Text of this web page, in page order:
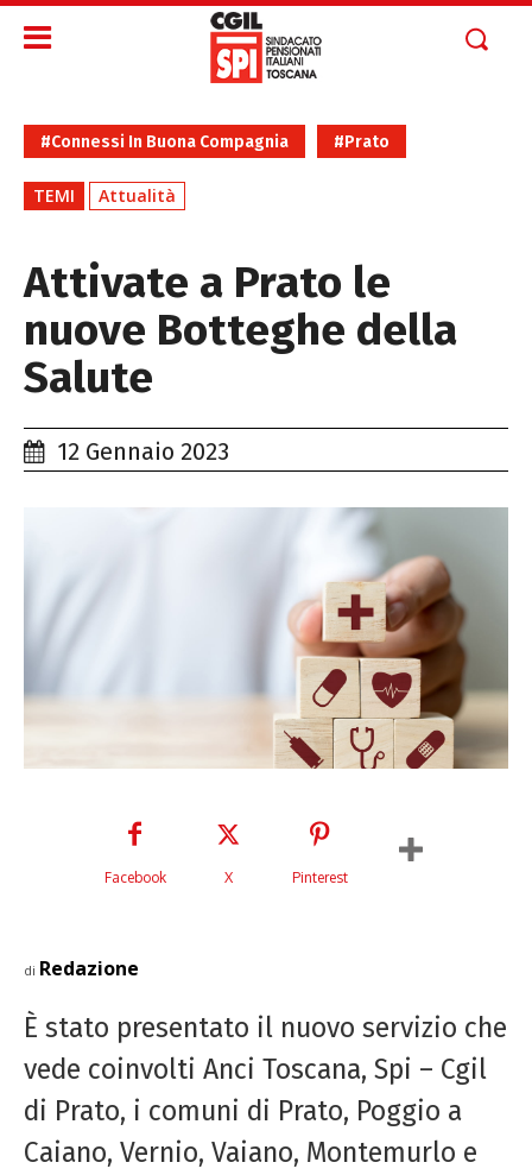
#Connessi In Buona Compagnia #Prato
TEMI Attualità
Attivate a Prato le
nuove Botteghe della
Salute
12 Gennaio 2023
Facebook X Pinterest
di Redazione
È stato presentato il nuovo servizio che
vede coinvolti Anci Toscana, Spi – Cgil
di Prato, i comuni di Prato, Poggio a
Caiano, Vernio, Vaiano, Montemurlo e